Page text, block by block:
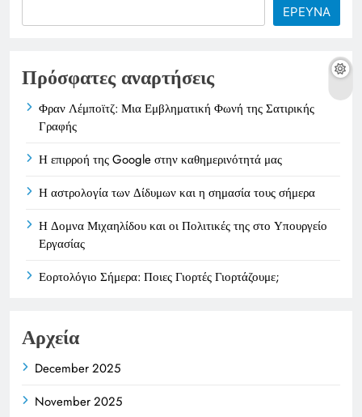
ΕΡΕΥΝΑ
Πρόσφατες αναρτήσεις
Φραν Λέμποϊτζ: Μια Εμβληματική Φωνή της Σατιρικής
Γραφής
Η επιρροή της Google στην καθημερινότητά μας
Η αστρολογία των Δίδυμων και η σημασία τους σήμερα
Η Δομνα Μιχαηλίδου και οι Πολιτικές της στο Υπουργείο
Εργασίας
Εορτολόγιο Σήμερα: Ποιες Γιορτές Γιορτάζουμε;
Αρχεία
December 2025
November 2025